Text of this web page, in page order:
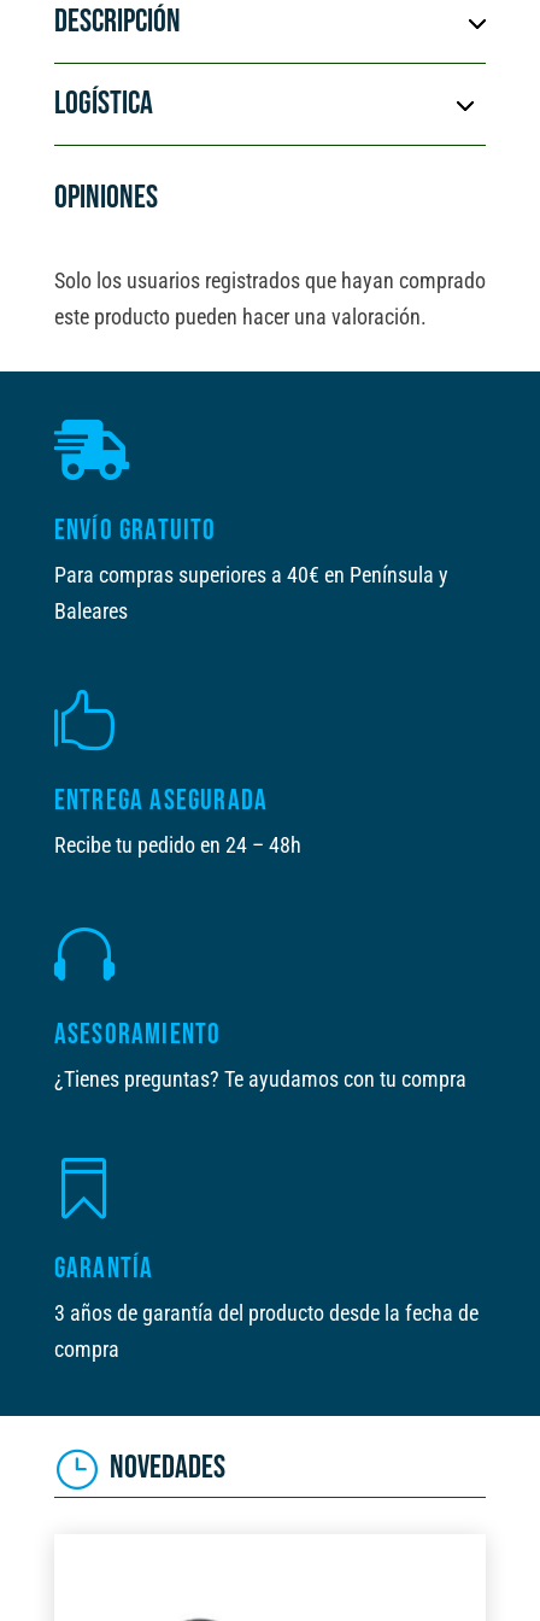
DESCRIPCIÓN
LOGÍSTICA
OPINIONES
Solo los usuarios registrados que hayan comprado
este producto pueden hacer una valoración.

ENVÍO GRATUITO
Para compras superiores a 40€ en Península y
Baleares

ENTREGA ASEGURADA
Recibe tu pedido en 24 – 48h

ASESORAMIENTO
¿Tienes preguntas? Te ayudamos con tu compra

GARANTÍA
3 años de garantía del producto desde la fecha de
compra
NOVEDADES